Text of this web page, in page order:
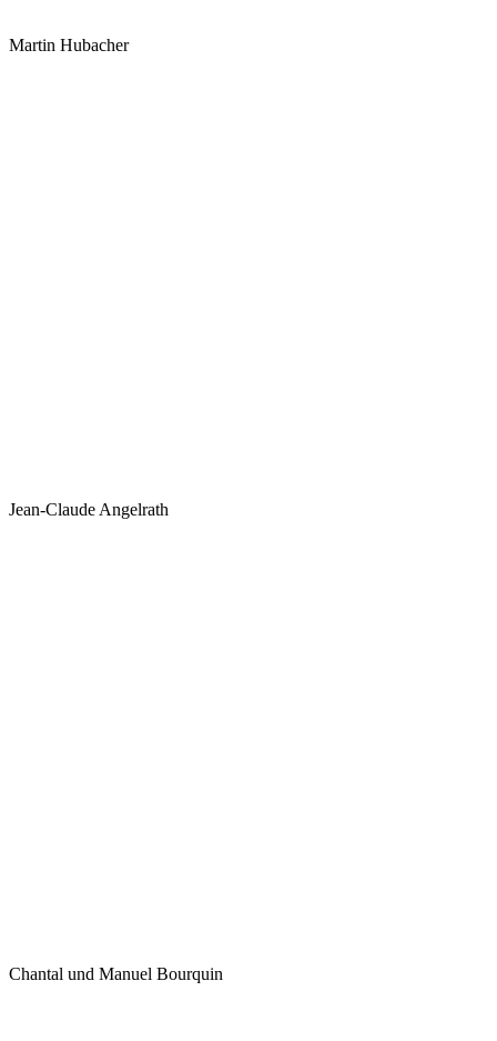
Martin Hubacher
Jean-Claude Angelrath
Chantal und Manuel Bourquin